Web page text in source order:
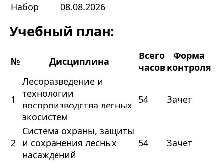
Набор
08.08.2026
Учебный план:
№ Дисциплина
Всего
часов
Форма
контроля
1
Лесоразведение и
технологии
воспроизводства лесных
экосистем
54 Зачет
2
Система охраны, защиты
и сохранения лесных
насаждений
54 Зачет